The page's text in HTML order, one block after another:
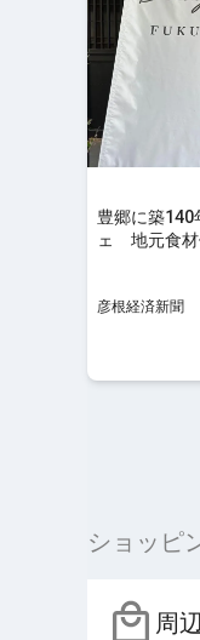
豊郷に築140
ェ 地元食材
彦根経済新聞
ショッピ
周